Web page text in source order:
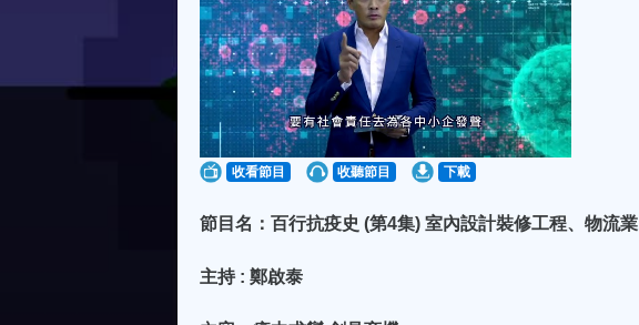
收看節目 收聽節目 下載
節目名：百行抗疫史 (第4集) 室內設計裝修工程、物流業
主持 : 鄭啟泰